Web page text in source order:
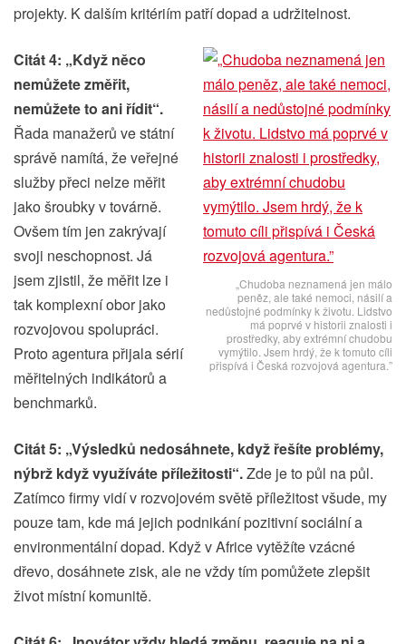
projekty. K dalším kritériím patří dopad a udržitelnost.
„Chudoba neznamená jen málo
peněz, ale také nemoci, násilí a
nedůstojné podmínky k životu. Lidstvo
má poprvé v historii znalosti i
prostředky, aby extrémní chudobu
vymýtilo. Jsem hrdý, že k tomuto cíli
přispívá i Česká rozvojová agentura.”
Citát 4: „Když něco
nemůžete změřit,
nemůžete to ani řídit“.
Řada manažerů ve státní
správě namítá, že veřejné
služby přeci nelze měřit
jako šroubky v továrně.
Ovšem tím jen zakrývají
svoji neschopnost. Já
jsem zjistil, že měřit lze i
tak komplexní obor jako
rozvojovou spolupráci.
Proto agentura přijala sérií
měřitelných indikátorů a
benchmarků.
Citát 5: „Výsledků nedosáhnete, když řešíte problémy,
nýbrž když využíváte příležitosti“.Zde je to půl na půl.
Zatímco firmy vidí v rozvojovém světě příležitost všude, my
pouze tam, kde má jejich podnikání pozitivní sociální a
environmentální dopad. Když v Africe vytěžíte vzácné
dřevo, dosáhnete zisk, ale ne vždy tím pomůžete zlepšit
život místní komunitě.